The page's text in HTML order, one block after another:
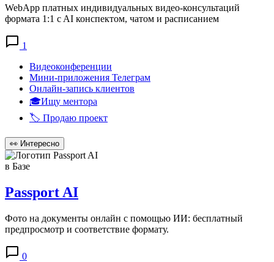
WebApp платных индивидуальных видео-консультаций
формата 1:1 c AI конспектом, чатом и расписанием
1
Видеоконференции
Мини-приложения Телеграм
Онлайн-запись клиентов
🎓Ищу ментора
🏷️ Продаю проект
👀 Интересно
в Базе
Passport AI
Фото на документы онлайн с помощью ИИ: бесплатный
предпросмотр и соответствие формату.
0